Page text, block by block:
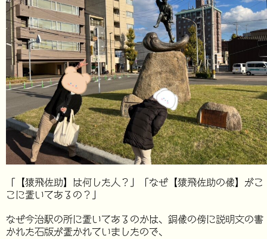
「【猿飛佐助】は何した人？」「なぜ【猿飛佐助の像】がこ
こに置いてあるの？」
なぜ今治駅の所に置いてあるのかは、銅像の傍に説明文の書
かれた石版が置かれていましたので、